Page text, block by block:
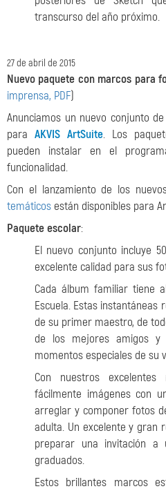
transcurso del año próximo.
27 de abril de 2015
Nuevo paquete con marcos para
imprensa, PDF)
Anunciamos un nuevo conjunto
para AKVIS ArtSuite. Los
pueden instalar en el
funcionalidad.
Con el lanzamiento de los
temáticos están disponibles para
Paquete escolar:
El nuevo conjunto incluye
excelente calidad para sus
Cada álbum familiar tiene
Escuela. Estas
de su primer maestro, de
de los mejores amigos
momentos especiales de su
Con nuestros
fácilmente imágenes con
arreglar y componer fotos
adulta. Un excelente y gran
preparar una invitación a
graduados.
Estos brillantes marcos